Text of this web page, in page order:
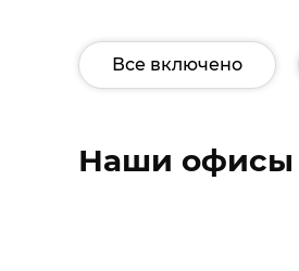
Все включено
Наши офисы